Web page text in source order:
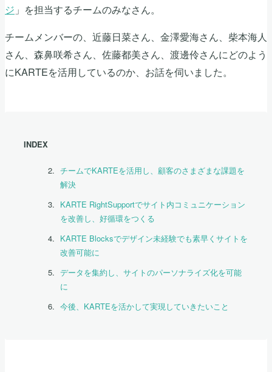
ジ 」を担当するチームのみなさん。
チームメンバーの、近藤日菜さん、金澤愛海さん、柴本海人
さん、森鼻咲希さん、佐藤都美さん、渡邊伶さんにどのよう
にKARTEを活用しているのか、お話を伺いました。
INDEX
チームでKARTEを活用し、顧客のさまざまな課題を
解決
KARTE RightSupportでサイト内コミュニケーション
を改善し、好循環をつくる
KARTE Blocksでデザイン未経験でも素早くサイトを
改善可能に
データを集約し、サイトのパーソナライズ化を可能
に
今後、KARTEを活かして実現していきたいこと